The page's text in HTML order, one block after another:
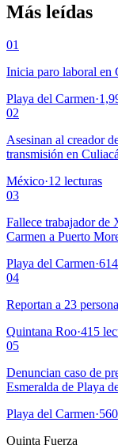
Más leídas
01
Inicia paro laboral en
Playa del Carmen·
02
Asesinan al creador
transmisión en
México·12 lecturas
03
Fallece trabajador de
Carmen a Puerto
Playa del Carmen·614
04
Reportan a 23
Quintana Roo·415
05
Denuncian caso de
Esmeralda de Playa
Playa del Carmen·560
Quinta Fuerza